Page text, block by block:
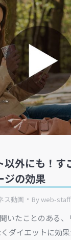
以外にも！す
ジの効果
ス動画 Byweb-staff
いたことのある、
ダイエットに効